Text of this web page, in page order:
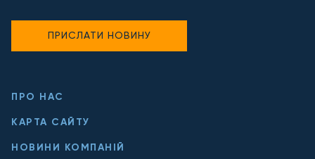
ПРО НАС
КАРТА САЙТУ
НОВИНИ КОМПАНІЙ
ПРИСЛАТИ НОВИНУ